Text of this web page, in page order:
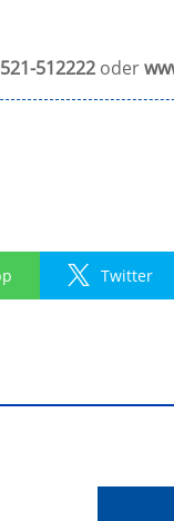
512222oder
Twitter